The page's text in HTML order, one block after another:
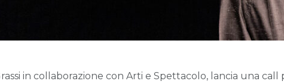
in collaborazione con Arti e Spettacolo, lancia una